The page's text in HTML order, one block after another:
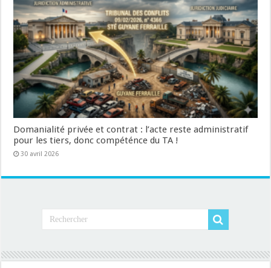
Domanialité privée et contrat : l’acte reste administratif
pour les tiers, donc compéténce du TA !
30 avril 2026